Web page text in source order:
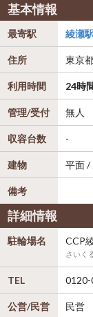
基本情報
最寄駅 綾瀬駅
住所 東京
利用時間 24時
管理/受付 無人
収容台数 -
建物 平面 /
備考
詳細情報
駐輪場名 CCP
さいく
TEL 0120-
公営/民営 民営